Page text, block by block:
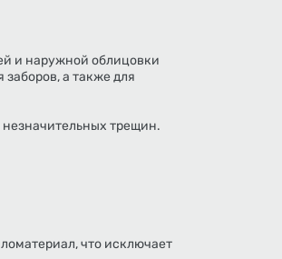
и наружной облицовки
а также для
трещин.
что исключает